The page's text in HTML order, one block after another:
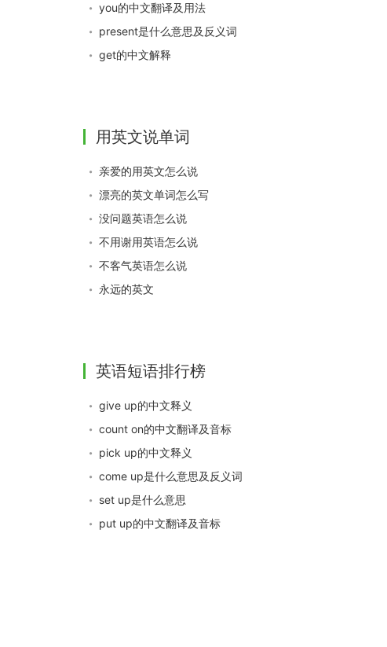
you的中文翻译及用法
present是什么意思及反义词
get的中文解释
用英文说单词
亲爱的用英文怎么说
漂亮的英文单词怎么写
没问题英语怎么说
不用谢用英语怎么说
不客气英语怎么说
永远的英文
英语短语排行榜
give up的中文释义
count on的中文翻译及音标
pick up的中文释义
come up是什么意思及反义词
set up是什么意思
put up的中文翻译及音标